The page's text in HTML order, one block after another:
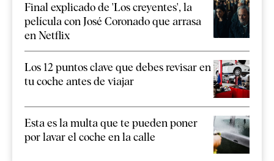
Final explicado de 'Los creyentes', la
película con José Coronado que arrasa
en Netflix
Los 12 puntos clave que debes revisar en
tu coche antes de viajar
Esta es la multa que te pueden poner
por lavar el coche en la calle